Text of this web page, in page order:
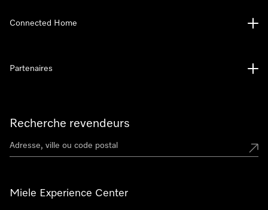
Recherche revendeurs
Miele Experience Center
Connected Home
Partenaires